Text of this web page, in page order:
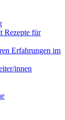
Rezepte für
Erfahrungen im
innen